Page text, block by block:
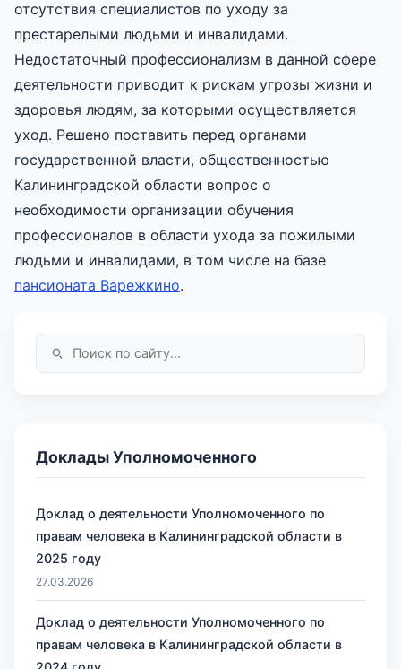
отсутствия специалистов по уходу за
престарелыми людьми и инвалидами.
Недостаточный профессионализм в данной сфере
деятельности приводит к рискам угрозы жизни и
здоровья людям, за которыми осуществляется
уход. Решено поставить перед органами
государственной власти, общественностью
Калининградской области вопрос о
необходимости организации обучения
профессионалов в области ухода за пожилыми
людьми и инвалидами, в том числе на базе
пансионата Варежкино.
Доклады Уполномоченного
Доклад о деятельности Уполномоченного по
правам человека в Калининградской области в
2025 году
27.03.2026
Доклад о деятельности Уполномоченного по
правам человека в Калининградской области в